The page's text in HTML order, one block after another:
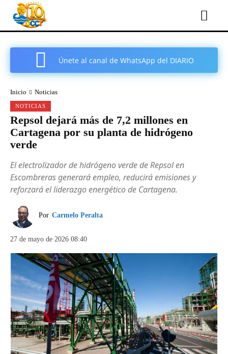
Únete al canal de WhatsApp del DIARIO
Inicio Noticias
NOTICIAS
Repsol dejará más de 7,2 millones en
Cartagena por su planta de hidrógeno
verde
El electrolizador de hidrógeno verde de Repsol en
Escombreras generará empleo, reducirá emisiones y
reforzará el liderazgo energético de Cartagena.
Por Carmelo Peralta
27 de mayo de 2026 08:40